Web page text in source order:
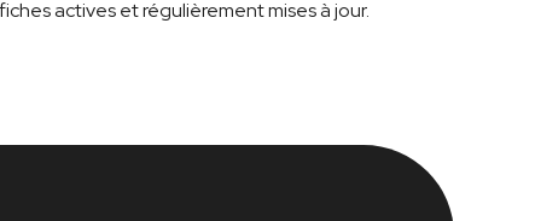
actives et régulièrement mises à jour.